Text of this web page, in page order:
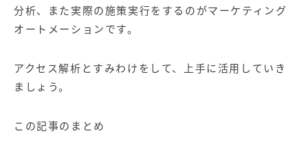
分析、また実際の施策実行をするのがマーケティング
オートメーションです。
アクセス解析とすみわけをして、上手に活用していき
ましょう。
この記事のまとめ